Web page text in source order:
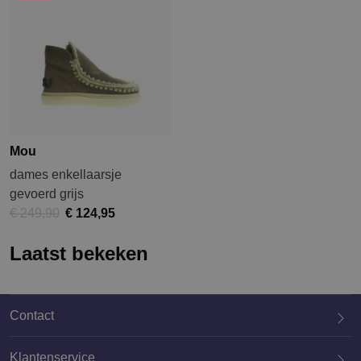
Mou
dames enkellaarsje
gevoerd grijs
€ 249,90 € 124,95
Laatst bekeken
Contact
Klantenservice